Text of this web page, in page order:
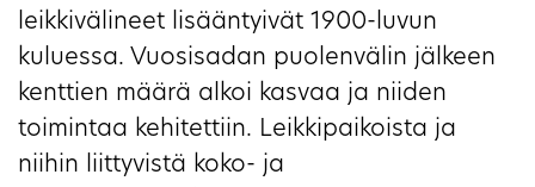
leikkivälineet lisääntyivät 1900-luvun
kuluessa. Vuosisadan puolenvälin jälkeen
kenttien määrä alkoi kasvaa ja niiden
toimintaa kehitettiin. Leikkipaikoista ja
niihin liittyvistä koko- ja